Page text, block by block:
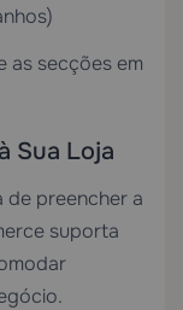
as secções em
Sua Loja
de preencher a
suporta